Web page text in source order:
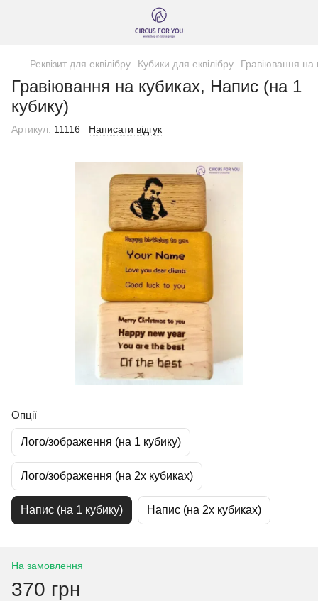
Реквізит для еквілібру Кубики для еквілібру Гравіювання на
Гравіювання на кубиках, Напис (на 1
кубику)
Артикул: 11116 Написати відгук
Опції
Лого/зображення (на 1 кубику)
Лого/зображення (на 2х кубиках)
Напис (на 1 кубику) Напис (на 2х кубиках)
На замовлення
370 грн